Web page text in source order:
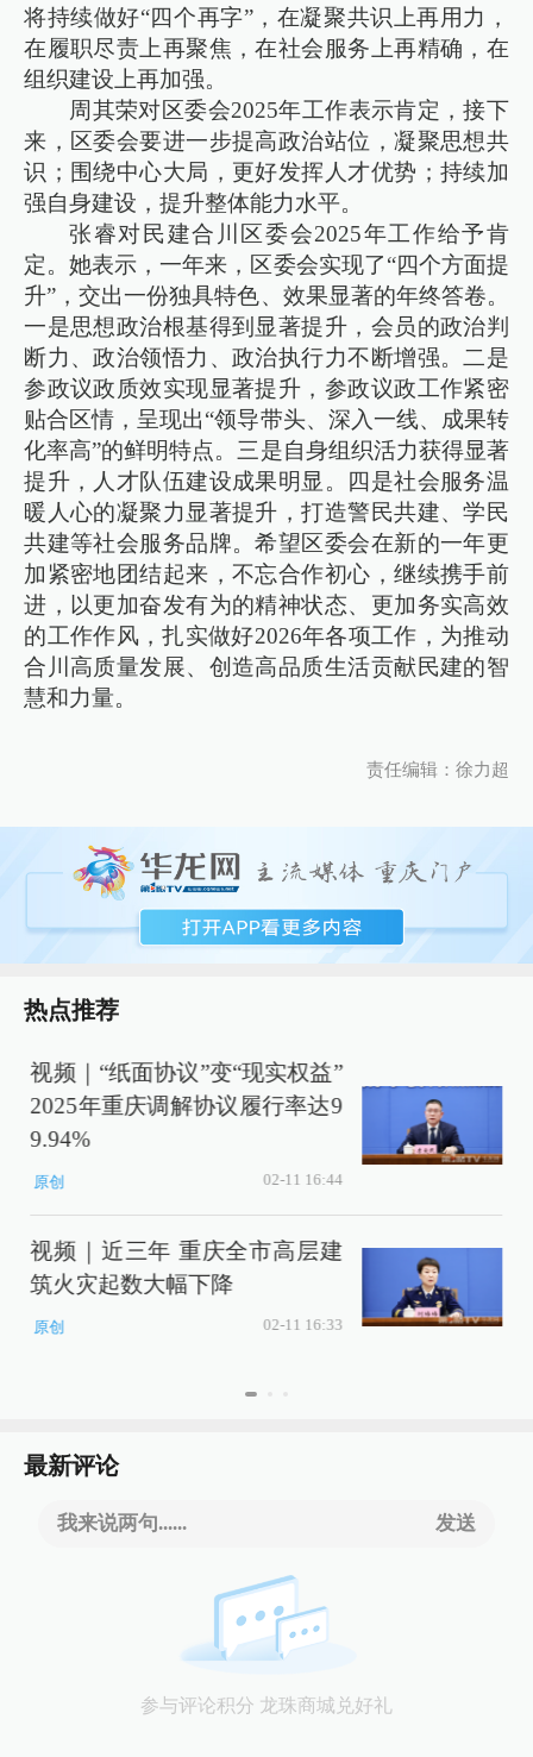
将持续做好“四个再字”，在凝聚共识上再用力，
在履职尽责上再聚焦，在社会服务上再精确，在
组织建设上再加强。
周其荣对区委会2025年工作表示肯定，接下
来，区委会要进一步提高政治站位，凝聚思想共
识；围绕中心大局，更好发挥人才优势；持续加
强自身建设，提升整体能力水平。
张睿对民建合川区委会2025年工作给予肯
定。她表示，一年来，区委会实现了“四个方面提
升”，交出一份独具特色、效果显著的年终答卷。
一是思想政治根基得到显著提升，会员的政治判
断力、政治领悟力、政治执行力不断增强。二是
参政议政质效实现显著提升，参政议政工作紧密
贴合区情，呈现出“领导带头、深入一线、成果转
化率高”的鲜明特点。三是自身组织活力获得显著
提升，人才队伍建设成果明显。四是社会服务温
暖人心的凝聚力显著提升，打造警民共建、学民
共建等社会服务品牌。希望区委会在新的一年更
加紧密地团结起来，不忘合作初心，继续携手前
进，以更加奋发有为的精神状态、更加务实高效
的工作作风，扎实做好2026年各项工作，为推动
合川高质量发展、创造高品质生活贡献民建的智
慧和力量。
责任编辑：徐力超
热点推荐
视频｜“纸面协议”变“现实权益”
2025年重庆调解协议履行率达9
9.94%
原创 02-11 16:44
视频｜近三年 重庆全市高层建
筑火灾起数大幅下降
原创 02-11 16:33
最新评论
我来说两句...... 发送
参与评论积分 龙珠商城兑好礼